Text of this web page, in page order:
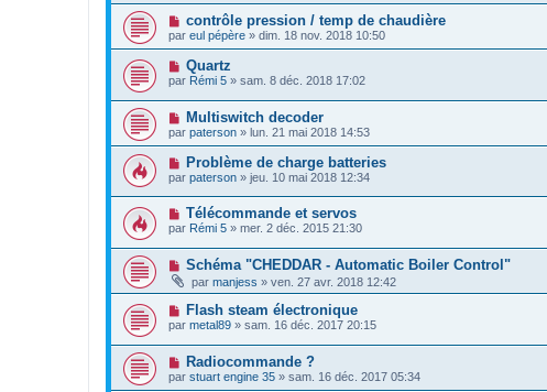
contrôle pression / temp de chaudière
par eul pépère » dim. 18 nov. 2018 10:50
Quartz
par Rémi 5 » sam. 8 déc. 2018 17:02
Multiswitch decoder
par paterson » lun. 21 mai 2018 14:53
Problème de charge batteries
par paterson » jeu. 10 mai 2018 12:34
Télécommande et servos
par Rémi 5 » mer. 2 déc. 2015 21:30
Schéma "CHEDDAR - Automatic Boiler Control"
par manjess » ven. 27 avr. 2018 12:42
Flash steam électronique
par metal89 » sam. 16 déc. 2017 20:15
Radiocommande ?
par stuart engine 35 » sam. 16 déc. 2017 05:34